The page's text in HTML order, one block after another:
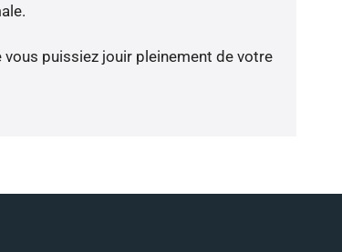
puissiez jouir pleinement de votre